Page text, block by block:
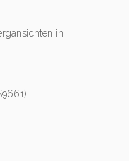
in